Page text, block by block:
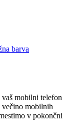
vaš mobilni telefon
večino mobilnih
v pokončni